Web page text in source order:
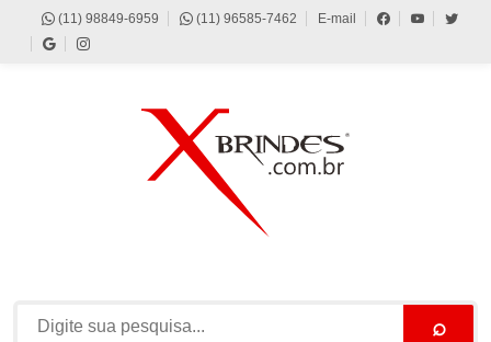
(11) 98849-6959 (11) 96585-7462 E-mail
⌕